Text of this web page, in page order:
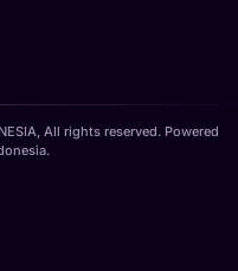
All rights reserved. Powered
.